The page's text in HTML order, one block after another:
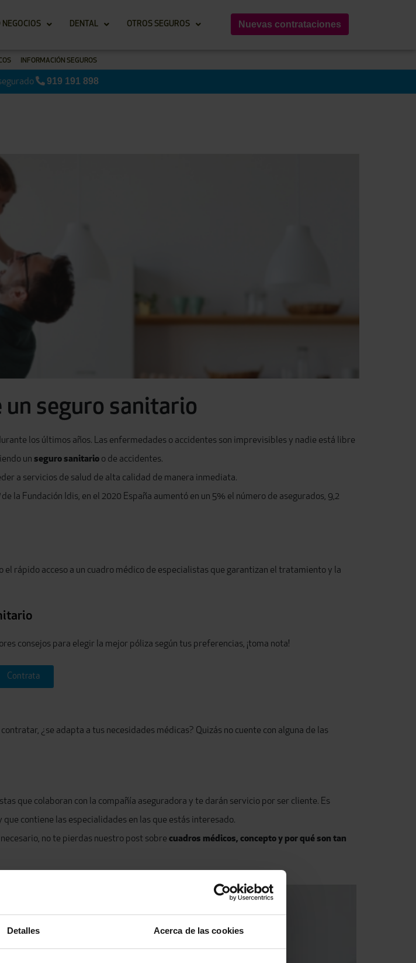
Detalles Acerca de las cookies
NEGOCIOS DENTAL OTROS SEGUROS Nuevas contrataciones
INFORMACIÓN SEGUROS
919 191 898
un seguro sanitario
los últimos años. Las enfermedades o accidentes son imprevisibles y nadie está libre
un seguro sanitario o de accidentes.
a servicios de salud de alta calidad de manera inmediata.
de la Fundación Idis, en el 2020 España aumentó en un 5% el número de asegurados, 9,2
rápido acceso a un cuadro médico de especialistas que garantizan el tratamiento y la
consejos para elegir la mejor póliza según tus preferencias, ¡toma nota!
Contrata
¿se adapta a tus necesidades médicas? Quizás no cuente con alguna de las
que colaboran con la compañía aseguradora y te darán servicio por ser cliente. Es
contiene las especialidades en las que estás interesado.
no te pierdas nuestro post sobre cuadros médicos, concepto y por qué son tan